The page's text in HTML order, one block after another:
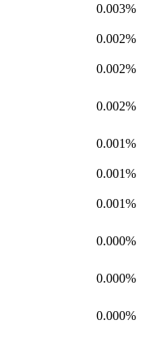
0.003%
0.002%
0.002%
0.002%
0.001%
0.001%
0.001%
0.000%
0.000%
0.000%